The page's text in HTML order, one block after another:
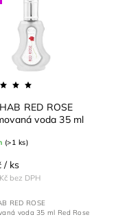
RED ROSE
voda 35 ml
(>1 ks)
bez DPH
/ ks
RED ROSE
voda 35 ml Red Rose